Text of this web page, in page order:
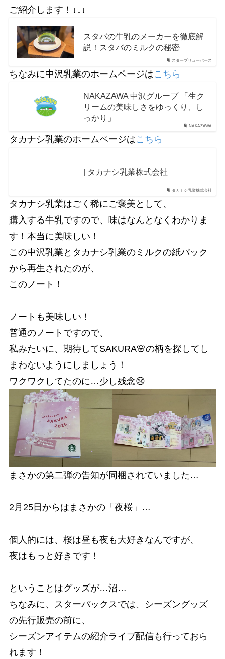
ご紹介します！↓↓↓
スターブリューバース
スタバの牛乳のメーカーを徹底解
説！スタバのミルクの秘密
ちなみに中沢乳業のホームページはこちら
NAKAZAWA
NAKAZAWA 中沢グループ 「生ク
リームの美味しさをゆっくり、し
っかり」
タカナシ乳業のホームページはこちら
タカナシ乳業株式会社
| タカナシ乳業株式会社
タカナシ乳業はごく稀にご褒美として、
購入する牛乳ですので、味はなんとなくわかりま
す！本当に美味しい！
この中沢乳業とタカナシ乳業のミルクの紙パック
から再生されたのが、
このノート！
ノートも美味しい！
普通のノートですので、
私みたいに、期待してSAKURA🌸の柄を探してし
まわないようにしましょう！
ワクワクしてたのに…少し残念😢
まさかの第二弾の告知が同梱されていました…
2月25日からはまさかの「夜桜」…
個人的には、桜は昼も夜も大好きなんですが、
夜はもっと好きです！
ということはグッズが…沼…
ちなみに、スターバックスでは、シーズングッズ
の先行販売の前に、
シーズンアイテムの紹介ライブ配信も行っておら
れます！